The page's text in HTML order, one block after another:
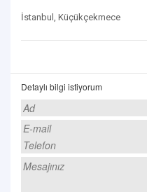
İstanbul, Küçükçekmece
Detaylı bilgi istiyorum